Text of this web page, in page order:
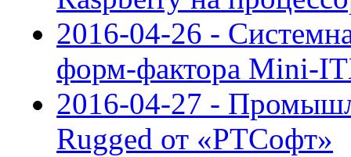
2016-04-26 -
форм-фактора Mini-
2016-04-27 -
Rugged от «РТСофт»